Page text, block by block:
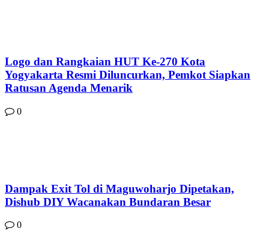
Logo dan Rangkaian HUT Ke-270 Kota
Yogyakarta Resmi Diluncurkan, Pemkot Siapkan
Ratusan Agenda Menarik
0
Dampak Exit Tol di Maguwoharjo Dipetakan,
Dishub DIY Wacanakan Bundaran Besar
0